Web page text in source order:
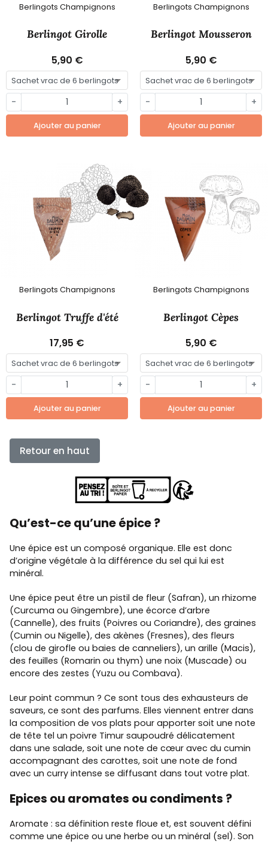
Berlingots Champignons
Berlingot Girolle
5,90 €
- +
Ajouter au panier
Berlingots Champignons
Berlingot Mousseron
5,90 €
- +
Ajouter au panier
Berlingots Champignons
Berlingot Truffe d'été
17,95 €
- +
Ajouter au panier
Berlingots Champignons
Berlingot Cèpes
5,90 €
- +
Ajouter au panier
Retour en haut
Qu’est-ce qu’une épice ?
Une épice est un composé organique. Elle est donc
d’origine végétale à la différence du sel qui lui est
minéral.
Une épice peut être un pistil de fleur (Safran), un rhizome
(Curcuma ou Gingembre), une écorce d’arbre
(Cannelle), des fruits (Poivres ou Coriandre), des graines
(Cumin ou Nigelle), des akènes (Fresnes), des fleurs
(clou de girofle ou baies de canneliers), un arille (Macis),
des feuilles (Romarin ou thym) une noix (Muscade) ou
encore des zestes (Yuzu ou Combava).
Leur point commun ? Ce sont tous des exhausteurs de
saveurs, ce sont des parfums. Elles viennent entrer dans
la composition de vos plats pour apporter soit une note
de tête tel un poivre Timur saupoudré délicatement
dans une salade, soit une note de cœur avec du cumin
accompagnant des carottes, soit une note de fond
avec un curry intense se diffusant dans tout votre plat.
Epices ou aromates ou condiments ?
Aromate : sa définition reste floue et, est souvent défini
comme une épice ou une herbe ou un minéral (sel). Son